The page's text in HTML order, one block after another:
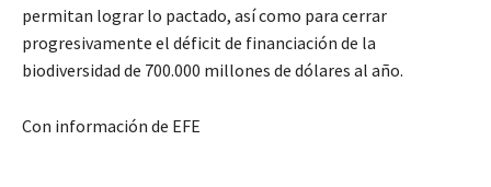
permitan lograr lo pactado, así como para cerrar
progresivamente el déficit de financiación de la
biodiversidad de 700.000 millones de dólares al año.
Con información de EFE